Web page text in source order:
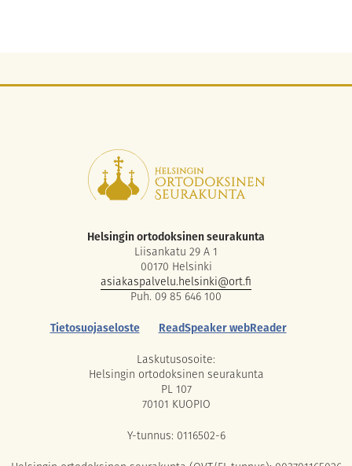
Helsingin ortodoksinen seurakunta
Liisankatu 29 A 1
00170 Helsinki
asiakaspalvelu.helsinki@ort.fi
Puh. 09 85 646 100
Tietosuojaseloste
ReadSpeaker webReader
Laskutusosoite:
Helsingin ortodoksinen seurakunta
PL 107
70101 KUOPIO
Y-tunnus: 0116502-6